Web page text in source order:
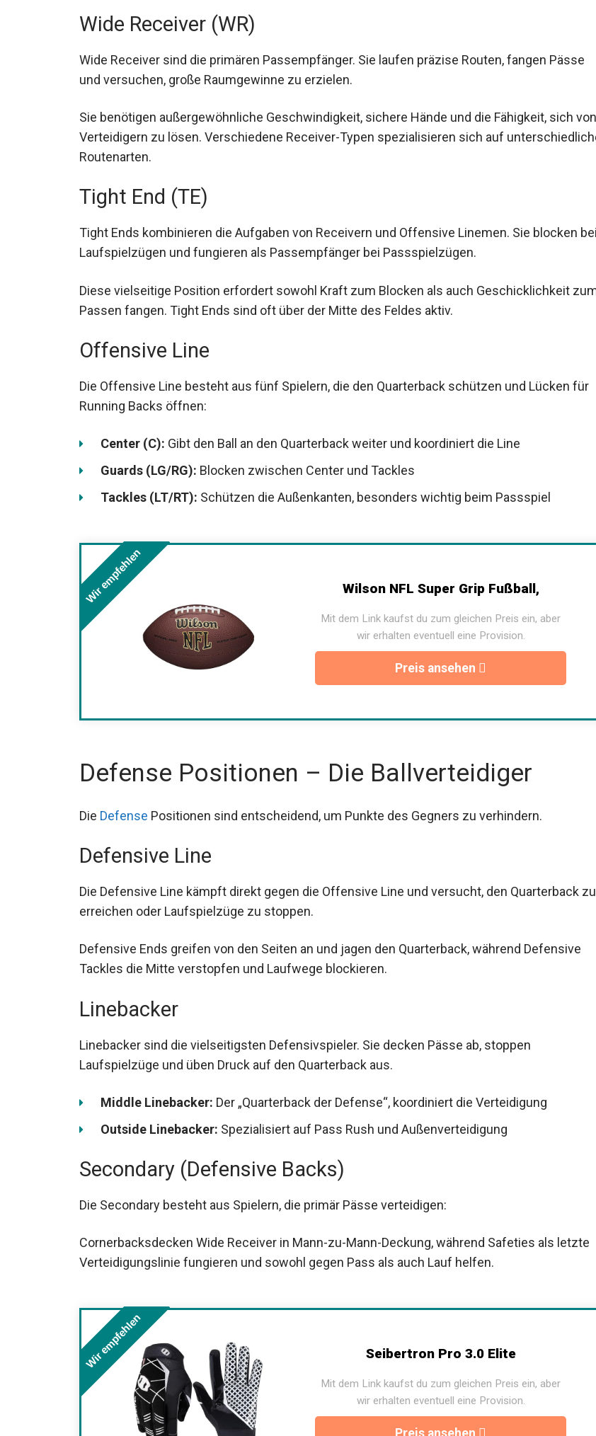
Wide Receiver (WR)
Wide Receiver sind die primären Passempfänger. Sie laufen präzise Routen, fangen Pässe
und versuchen, große Raumgewinne zu erzielen.
Sie benötigen außergewöhnliche Geschwindigkeit, sichere Hände und die Fähigkeit, sich
von Verteidigern zu lösen. Verschiedene Receiver-Typen spezialisieren sich auf
unterschiedliche Routenarten.
Tight End (TE)
Tight Ends kombinieren die Aufgaben von Receivern und Offensive Linemen. Sie blocken
bei Laufspielzügen und fungieren als Passempfänger bei Passspielzügen.
Diese vielseitige Position erfordert sowohl Kraft zum Blocken als auch Geschicklichkeit
zum Passen fangen. Tight Ends sind oft über der Mitte des Feldes aktiv.
Offensive Line
Die Offensive Line besteht aus fünf Spielern, die den Quarterback schützen und Lücken für
Running Backs öffnen:
Center (C): Gibt den Ball an den Quarterback weiter und koordiniert die Line
Guards (LG/RG): Blocken zwischen Center und Tackles
Tackles (LT/RT): Schützen die Außenkanten, besonders wichtig beim Passspiel
Wir empfehlen Wilson NFL Super Grip Fußball,
Mit dem Link kaufst du zum gleichen Preis ein, aber
wir erhalten eventuell eine Provision.
Preis ansehen
Defense Positionen – Die Ballverteidiger
Die Defense Positionen sind entscheidend, um Punkte des Gegners zu verhindern.
Defensive Line
Die Defensive Line kämpft direkt gegen die Offensive Line und versucht, den Quarterback zu
erreichen oder Laufspielzüge zu stoppen.
Defensive Ends greifen von den Seiten an und jagen den Quarterback, während Defensive
Tackles die Mitte verstopfen und Laufwege blockieren.
Linebacker
Linebacker sind die vielseitigsten Defensivspieler. Sie decken Pässe ab, stoppen
Laufspielzüge und üben Druck auf den Quarterback aus.
Middle Linebacker: Der „Quarterback der Defense“, koordiniert die Verteidigung
Outside Linebacker: Spezialisiert auf Pass Rush und Außenverteidigung
Secondary (Defensive Backs)
Die Secondary besteht aus Spielern, die primär Pässe verteidigen:
Cornerbacksdecken Wide Receiver in Mann-zu-Mann-Deckung, während Safeties als letzte
Verteidigungslinie fungieren und sowohl gegen Pass als auch Lauf helfen.
Wir empfehlen Seibertron Pro 3.0 Elite
Mit dem Link kaufst du zum gleichen Preis ein, aber
wir erhalten eventuell eine Provision.